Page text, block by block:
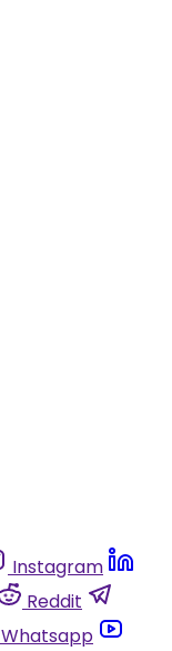
Instagram
Reddit
Whatsapp